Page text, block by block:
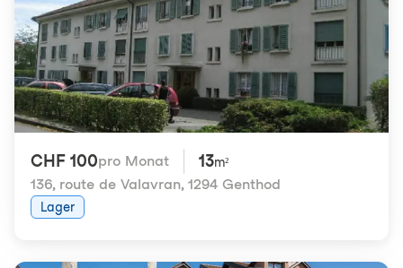
CHF 100pro Monat 13m²
136, route de Valavran, 1294 Genthod
Lager